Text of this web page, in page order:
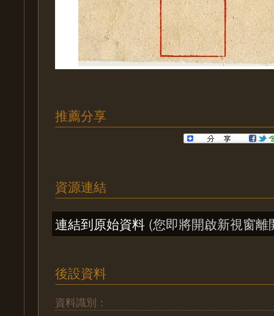
推薦分享
資源連結
連結到原始資料 (您即將開啟新視窗離
後設資料
資料識別：